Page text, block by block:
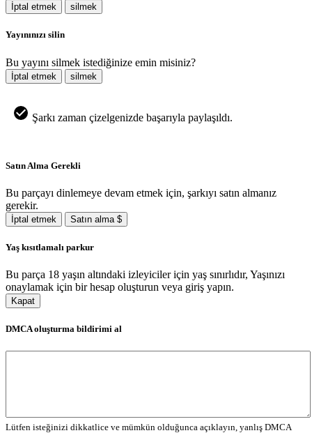
İptal etmek silmek
Yayınınızı silin
Bu yayını silmek istediğinize emin misiniz?
İptal etmek silmek
Şarkı zaman çizelgenizde başarıyla paylaşıldı.
Satın Alma Gerekli
Bu parçayı dinlemeye devam etmek için, şarkıyı satın almanız
gerekir.
İptal etmek Satın alma $
Yaş kısıtlamalı parkur
Bu parça 18 yaşın altındaki izleyiciler için yaş sınırlıdır, Yaşınızı
onaylamak için bir hesap oluşturun veya giriş yapın.
Kapat
DMCA oluşturma bildirimi al
Lütfen isteğinizi dikkatlice ve mümkün olduğunca açıklayın, yanlış DMCA